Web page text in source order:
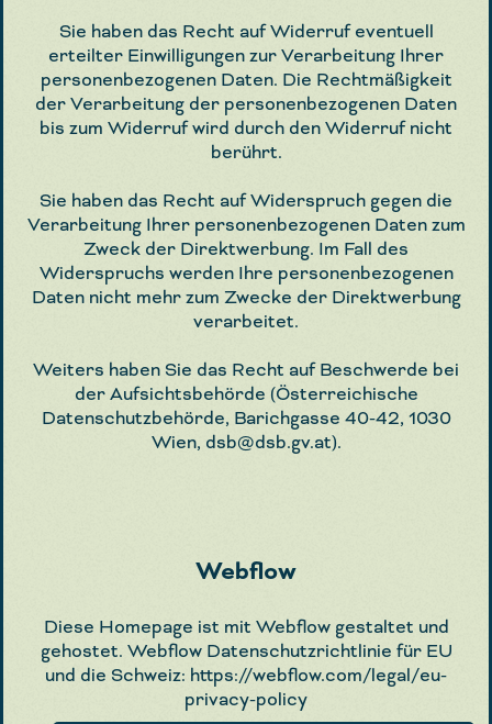
Sie haben das Recht auf Widerruf eventuell
erteilter Einwilligungen zur Verarbeitung Ihrer
personenbezogenen Daten. Die Rechtmäßigkeit
der Verarbeitung der personenbezogenen Daten
bis zum Widerruf wird durch den Widerruf nicht
berührt.
Sie haben das Recht auf Widerspruch gegen die
Verarbeitung Ihrer personenbezogenen Daten zum
Zweck der Direktwerbung. Im Fall des
Widerspruchs werden Ihre personenbezogenen
Daten nicht mehr zum Zwecke der Direktwerbung
verarbeitet.
Weiters haben Sie das Recht auf Beschwerde bei
der Aufsichtsbehörde (Österreichische
Datenschutzbehörde, Barichgasse 40-42, 1030
Wien, dsb@dsb.gv.at).
Webflow
Diese Homepage ist mit Webflow gestaltet und
gehostet. Webflow Datenschutzrichtlinie für EU
und die Schweiz: https://webflow.com/legal/eu-
privacy-policy